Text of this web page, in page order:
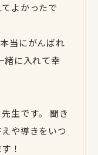
よかったで
当にがんばれ
緒に入れて幸
生です。 聞き
や導きをいつ
！